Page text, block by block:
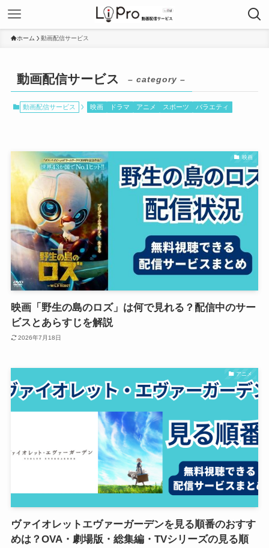
ホーム 動画配信サービス
動画配信サービス – category –
動画配信サービス 映画 ドラマ アニメ スポーツ バラエティ
映画
映画「野生の島のロズ」は何で見れる？配信中のサー
ビスとあらすじを解説
2026年7月18日
アニメ
ヴァイオレットエヴァーガーデンを見る順番のおすす
めは？OVA・劇場版・総集編・TVシリーズの見る順